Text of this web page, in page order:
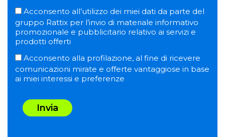
Acconsento all’utilizzo dei miei dati da parte del
gruppo Rattix per l’invio di materiale informativo
promozionale e pubblicitario relativo ai servizi e
prodotti offerti
Acconsento alla profilazione, al fine di ricevere
comunicazioni mirate e offerte vantaggiose in base
ai miei interessi e preferenze
Invia